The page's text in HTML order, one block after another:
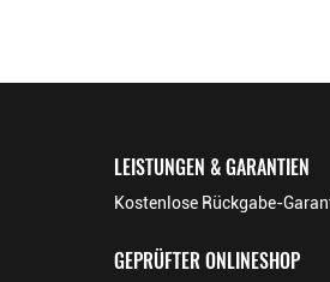
LEISTUNGEN & GARANTIEN
Kostenlose Rückgabe-
GEPRÜFTER ONLINESHOP